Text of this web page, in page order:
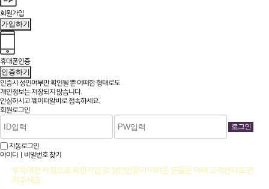
회원가입
가입하기
휴대폰인증
인증하기
인증시 성인여부만 확인될 뿐어떠한 형태로도
개인정보는 저장되지 않습니다.
안심하시고 웨이터알바로 접속하세요.
회원로그인
자동로그인
아이디ㅣ비밀번호 찾기
부득이한 사정으로 회원가입 및 성인인증이 어려운 분들은 아래 고객센터로 연
락주세요